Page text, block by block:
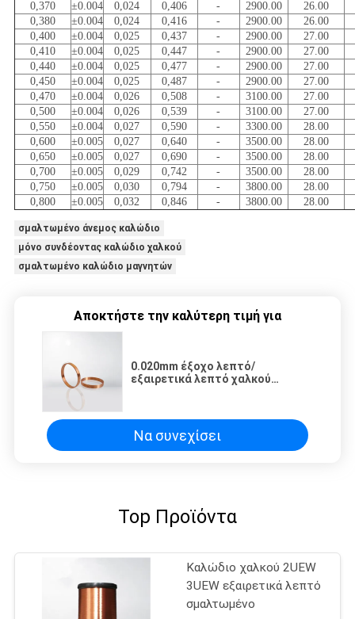
0,370
±0.004 0,024 0,406 - 2900.00
26.00
0,380
±0.004 0,024 0,416 - 2900.00
26.00
0,400
±0.004 0,025 0,437 - 2900.00
27.00
0,410
±0.004 0,025 0,447 - 2900.00
27.00
0,440
±0.004 0,025 0,477 - 2900.00
27.00
0,450
±0.004 0,025 0,487 - 2900.00
27.00
0,470
±0.004 0,026 0,508 - 3100.00
27.00
0,500
±0.004 0,026 0,539 - 3100.00
27.00
0,550
±0.004 0,027 0,590 - 3300.00
28.00
0,600
±0.005 0,027 0,640 - 3500.00
28.00
0,650
±0.005 0,027 0,690 - 3500.00
28.00
0,700
±0.005 0,029 0,742 - 3500.00
28.00
0,750
±0.005 0,030 0,794 - 3800.00
28.00
0,800
±0.005 0,032 0,846 - 3800.00 28.00
σμαλτωμένο άνεμος καλώδιο
μόνο συνδέοντας καλώδιο χαλκού
σμαλτωμένο καλώδιο μαγνητών
Αποκτήστε την καλύτερη τιμή για
0.020mm έξοχο λεπτό/
εξαιρετικά λεπτό χαλκού
σπείρα σωληνοειδών
Να συνεχίσει
Top Προϊόντα
Καλώδιο χαλκού 2UEW
3UEW εξαιρετικά λεπτό
σμαλτωμένο